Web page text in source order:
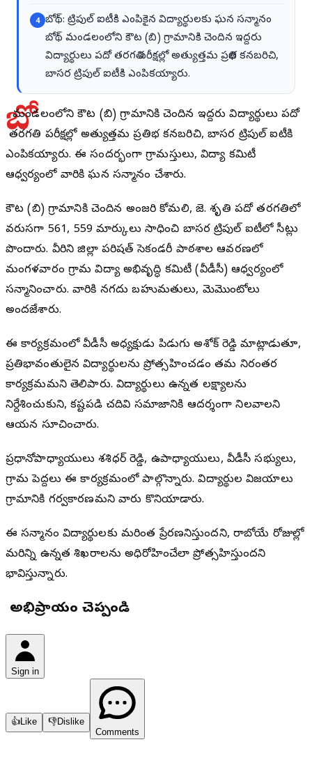
4
బోథ్: ట్రిపుల్ ఐటీకి ఎంపికైన విద్యార్థులకు ఘన సన్మానం
బోథ్ మండలంలోని కౌట (బి) గ్రామానికి చెందిన ఇద్దరు
విద్యార్థులు పదో తరగతి పరీక్షల్లో అత్యుత్తమ ప్రతిభ కనబరిచి,
బాసర ట్రిపుల్ ఐటీకి ఎంపికయ్యారు.
థ్ మండలంలోని కౌట (బి) గ్రామానికి చెందిన ఇద్దరు విద్యార్థులు పదో
తరగతి పరీక్షల్లో అత్యుత్తమ ప్రతిభ కనబరిచి, బాసర ట్రిపుల్ ఐటీకి
ఎంపికయ్యారు. ఈ సందర్భంగా గ్రామస్తులు, విద్యా కమిటీ
ఆధ్వర్యంలో వారికి ఘన సన్మానం చేశారు.
కౌట (బి) గ్రామానికి చెందిన అంజరి కోమలి, జె. శృతి పదో తరగతిలో
వరుసగా 561, 559 మార్కులు సాధించి బాసర ట్రిపుల్ ఐటీలో సీట్లు
పొందారు. వీరిని జిల్లా పరిషత్ సెకండరీ పాఠశాల ఆవరణలో
మంగళవారం గ్రామ విద్యా అభివృద్ధి కమిటీ (వీడీసీ) ఆధ్వర్యంలో
సన్మానించారు. వారికి నగదు బహుమతులు, మెమొంటోలు
అందజేశారు.
ఈ కార్యక్రమంలో వీడీసీ అధ్యక్షుడు పిడుగు అశోక్ రెడ్డి మాట్లాడుతూ,
ప్రతిభావంతులైన విద్యార్థులను ప్రోత్సహించడం తమ నిరంతర
కార్యక్రమమని తెలిపారు. విద్యార్థులు ఉన్నత లక్ష్యాలను
నిర్దేశించుకుని, కష్టపడి చదివి సమాజానికి ఆదర్శంగా నిలవాలని
ఆయన సూచించారు.
ప్రధానోపాధ్యాయులు శశిధర్ రెడ్డి, ఉపాధ్యాయులు, వీడీసీ సభ్యులు,
గ్రామ పెద్దలు ఈ కార్యక్రమంలో పాల్గొన్నారు. విద్యార్థుల విజయాలు
గ్రామానికి గర్వకారణమని వారు కొనియాడారు.
ఈ సన్మానం విద్యార్థులకు మరింత ప్రేరణనిస్తుందని, రాబోయే రోజుల్లో
మరిన్ని ఉన్నత శిఖరాలను అధిరోహించేలా ప్రోత్సహిస్తుందని
భావిస్తున్నారు.
మీ అభిప్రాయం చెప్పండి
Sign in
👍Like 👎Dislike
Comments